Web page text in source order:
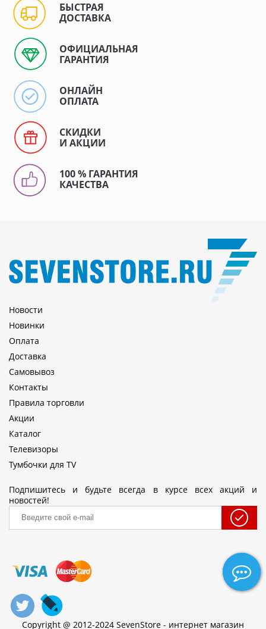
БЫСТРАЯ
ДОСТАВКА
ОФИЦИАЛЬНАЯ
ГАРАНТИЯ
ОНЛАЙН
ОПЛАТА
СКИДКИ
И АКЦИИ
100 % ГАРАНТИЯ
КАЧЕСТВА
Новости
Новинки
Оплата
Доставка
Самовывоз
Контакты
Правила торговли
Акции
Каталог
Телевизоры
Тумбочки для TV
Подпишитесь и будьте всегда в курсе всех акций и
новостей!
Copyright @ 2012-2024 SevenStore - интернет магазин